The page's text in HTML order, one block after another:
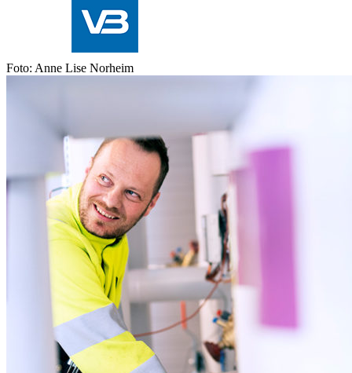
Foto: Anne Lise Norheim